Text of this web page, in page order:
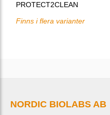
PROTECT2CLEAN
Finns i flera varianter
NORDIC BIOLABS AB